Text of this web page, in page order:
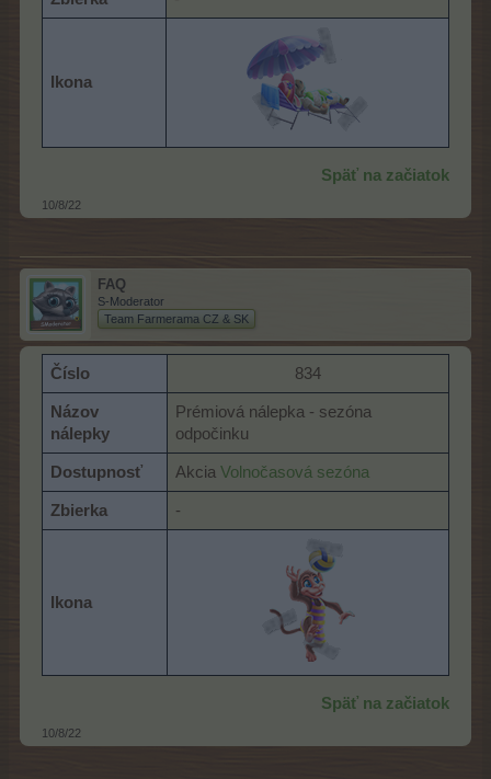
Ikona
Späť na začiatok
10/8/22
FAQ
S-Moderator
Team Farmerama CZ & SK
Číslo 834​
Názov
nálepky
Prémiová nálepka - sezóna
odpočinku
Dostupnosť AkciaVolnočasová sezóna
Zbierka -
Ikona
Späť na začiatok
10/8/22